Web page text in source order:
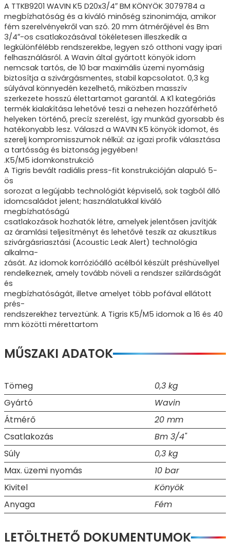
A TTKB9201 WAVIN K5 D20x3/4″ BM KÖNYÖK 3079784 a
megbízhatóság és a kiváló minőség szinonimája, amikor
fém szerelvényekről van szó. 20 mm átmérőjével és Bm
3/4″-os csatlakozásával tökéletesen illeszkedik a
legkülönfélébb rendszerekbe, legyen szó otthoni vagy ipari
felhasználásról. A Wavin által gyártott könyök idom
nemcsak tartós, de 10 bar maximális üzemi nyomásig
biztosítja a szivárgásmentes, stabil kapcsolatot. 0,3 kg
súlyával könnyedén kezelhető, miközben masszív
szerkezete hosszú élettartamot garantál. A K1 kategóriás
termék kialakítása lehetővé teszi a nehezen hozzáférhető
helyeken történő, precíz szerelést, így munkád gyorsabb és
hatékonyabb lesz. Válaszd a WAVIN K5 könyök idomot, és
szerelj kompromisszumok nélkül: az igazi profik választása
a tartósság és biztonság jegyében!
.K5/M5 idomkonstrukció
A Tigris bevált radiális press-fit konstrukcióján alapuló 5-
ös
sorozat a legújabb technológiát képviselő, sok tagból álló
idomcsaládot jelent; használatukkal kiváló
megbízhatóságú
csatlakozások hozhatók létre, amelyek jelentősen javítják
az áramlási teljesítményt és lehetővé teszik az akusztikus
szivárgásriasztási (Acoustic Leak Alert) technológia
alkalma-
zását. Az idomok korrózióálló acélból készült préshüvellyel
rendelkeznek, amely tovább növeli a rendszer szilárdságát
és
megbízhatóságát, illetve amelyet több pofával ellátott
prés-
rendszerekhez terveztünk. A Tigris K5/M5 idomok a 16 és 40
mm közötti mérettartom
MŰSZAKI ADATOK
Tömeg
0,3 kg
Gyártó
Wavin
Átmérő
20 mm
Csatlakozás
Bm 3/4"
Súly
0,3 kg
Max. üzemi nyomás
10 bar
Kivitel
Könyök
Anyaga
Fém
LETÖLTHETŐ DOKUMENTUMOK